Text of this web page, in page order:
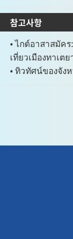
참고사항
• ไกด์อาสาสมัค
เที่ยวเมืองทาเต
• ทิวทัศน์ของจัง